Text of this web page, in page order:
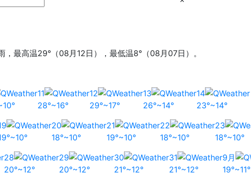
，最高温29°（08月12日），最低温8°（08月07日）。
11
28°~16°
12
29°~17°
13
26°~14°
14
23°~14°
20
18°~10°
21
19°~10°
22
18°~10°
23
18°~10°
28
20°~12°
29
20°~12°
30
21°~12°
31
21°~12°
9月
19°~11°